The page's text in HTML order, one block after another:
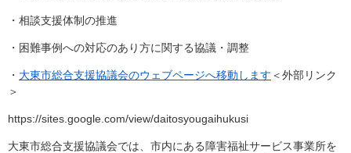
・相談支援体制の推進
・困難事例への対応のあり方に関する協議・調整
・ 大東市総合支援協議会のウェブページへ移動します ＜外部リンク
＞
https://sites.google.com/view/daitosyougaihukusi
大東市総合支援協議会では、市内にある障害福祉サービス事業所を